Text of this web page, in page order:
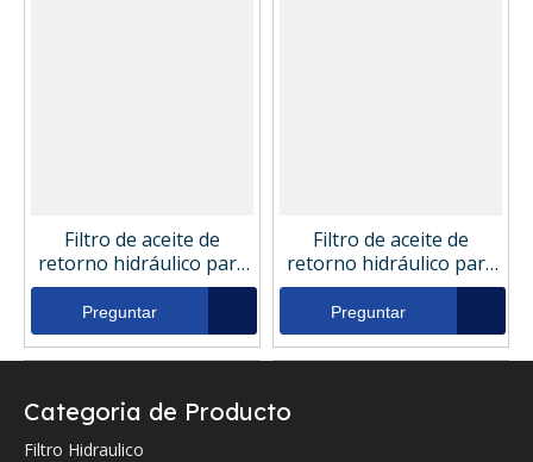
Filtro de aceite de
retorno hidráulico para
accesorios de bomba de
mezcladores
excavadoras Foden
Y05805203
Preguntar
Filtro de aceite de
retorno hidráulico para
accesorios de bomba de
mezcladores
excavadoras Fluitek
P5108-25S6
Preguntar
Categoria de Producto
Filtro Hidraulico